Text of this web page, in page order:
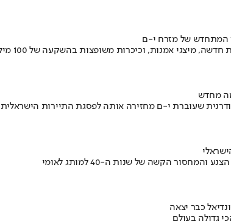
המתחדש של מזרח י-ם
מחדש
שעוברת י-ם מחזירה אותה לפסגת התיירות הישראלית
כבר יצאה
גדולה בעולם